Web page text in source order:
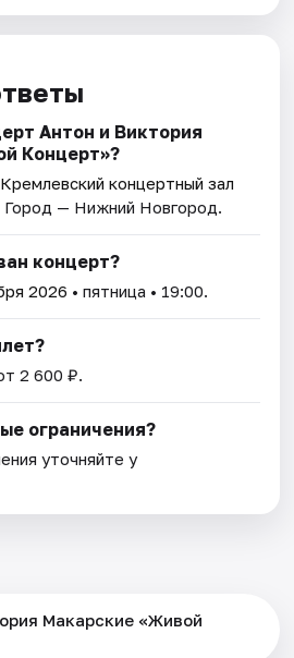
Антон и Виктория
Концерт»?
Кремлевский концертный зал
Город — Нижний Новгород.
концерт?
2026 • пятница • 19:00.
2 600 ₽.
ограничения?
уточняйте у
Макарские «Живой